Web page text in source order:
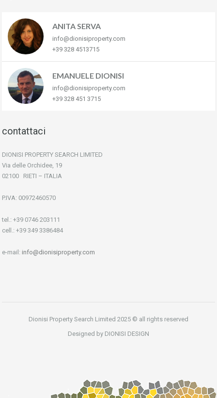
ANITA SERVA
info@dionisiproperty.com
+39 328 4513715
EMANUELE DIONISI
info@dionisiproperty.com
+39 328 451 3715
contattaci
DIONISI PROPERTY SEARCH LIMITED
Via delle Orchidee, 19
02100 RIETI – ITALIA
P.IVA: 00972460570
tel.: +39 0746 203111
cell.: +39 349 3386484
e-mail: info@dionisiproperty.com
Dionisi Property Search Limited 2025 © all rights reserved
Designed by DIONISI DESIGN